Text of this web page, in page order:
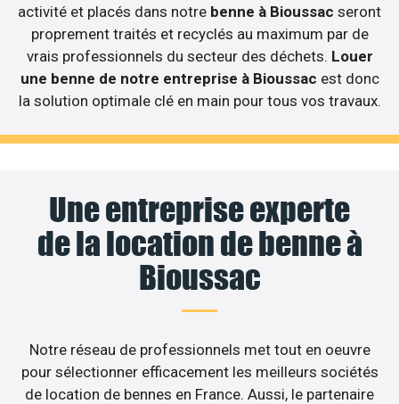
activité et placés dans notre benne à Bioussac seront
proprement traités et recyclés au maximum par de
vrais professionnels du secteur des déchets. Louer
une benne de notre entreprise à Bioussac est donc
la solution optimale clé en main pour tous vos travaux.
Une entreprise experte
de la location de benne à
Bioussac
Notre réseau de professionnels met tout en oeuvre
pour sélectionner efficacement les meilleurs sociétés
de location de bennes en France. Aussi, le partenaire